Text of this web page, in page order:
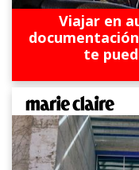
Viajar en
te